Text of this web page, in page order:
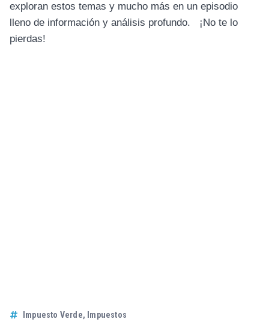
exploran estos temas y mucho más en un episodio
lleno de información y análisis profundo. ¡No te lo
pierdas!
Impuesto Verde, Impuestos